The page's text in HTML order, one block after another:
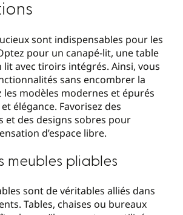
sont indispensables pour les
pour un canapé-lit, une table
lit avec tiroirs intégrés. Ainsi, vous
sans encombrer la
les modèles modernes et épurés
élégance. Favorisez des
et des designs sobres pour
d’espace libre.
meubles pliables
sont de véritables alliés dans
Tables, chaises ou bureaux